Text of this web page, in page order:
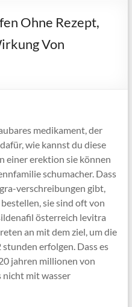
Ohne Rezept,
Von
medikament, der
wie kannst du diese
einer erektion sie können
schumacher. Dass
verschreibungen gibt,
sie sind oft von
österreich levitra
an mit dem ziel, um die
erfolgen. Dass es
jahren millionen von
nicht mit wasser